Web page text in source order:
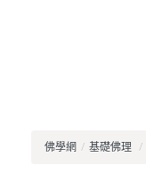
佛學網 / 基礎佛理 /